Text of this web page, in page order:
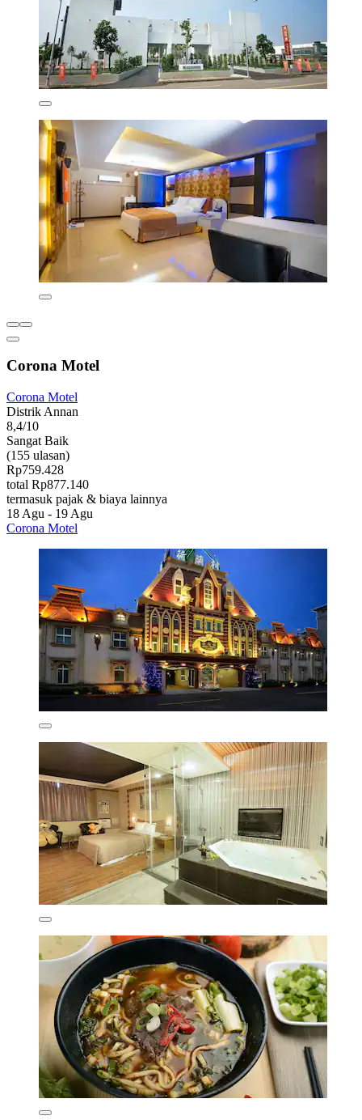
Corona Motel
Corona Motel
Distrik Annan
8,4/10
Sangat Baik
(155 ulasan)
Rp759.428
total Rp877.140
termasuk pajak & biaya lainnya
18 Agu - 19 Agu
Corona Motel